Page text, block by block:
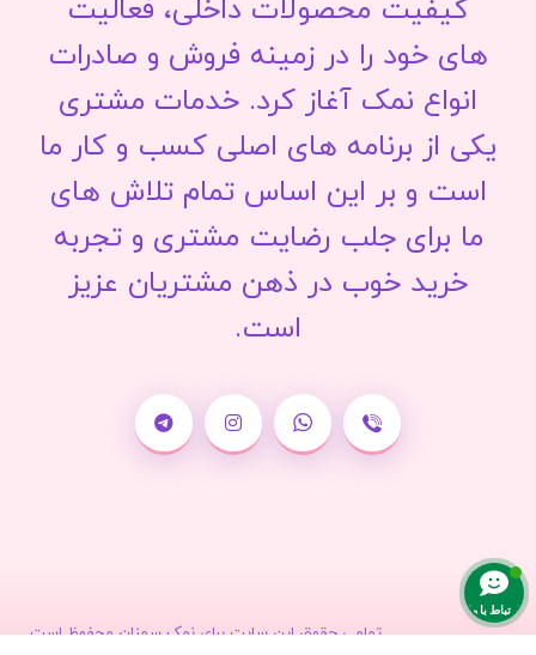
کیفیت محصولات داخلی، فعالیت
های خود را در زمینه فروش و صادرات
انواع نمک آغاز کرد. خدمات مشتری
یکی از برنامه های اصلی کسب و کار ما
است و بر این اساس تمام تلاش های
ما برای جلب رضایت مشتری و تجربه
خرید خوب در ذهن مشتریان عزیز
است.
تمامی حقوق این سایت برای نمک سمنان محفوظ است.
ارتباط با ما